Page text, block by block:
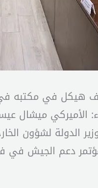
هيكل في مكتبه في
الأميركي
الدولة لشؤون
مؤتمر دعم الجيش في